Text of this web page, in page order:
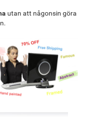
utan att någonsin göra